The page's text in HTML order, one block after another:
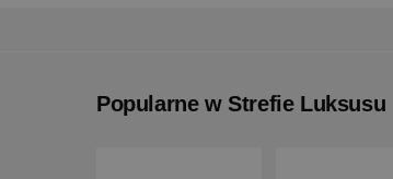
Popularne w Strefie Luksusu